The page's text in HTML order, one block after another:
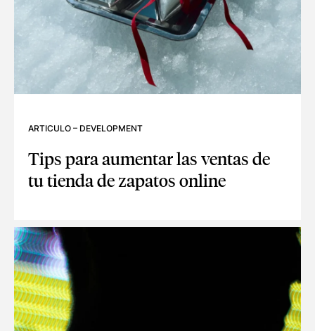
ARTICULO – DEVELOPMENT
Tips para aumentar las ventas de
tu tienda de zapatos online